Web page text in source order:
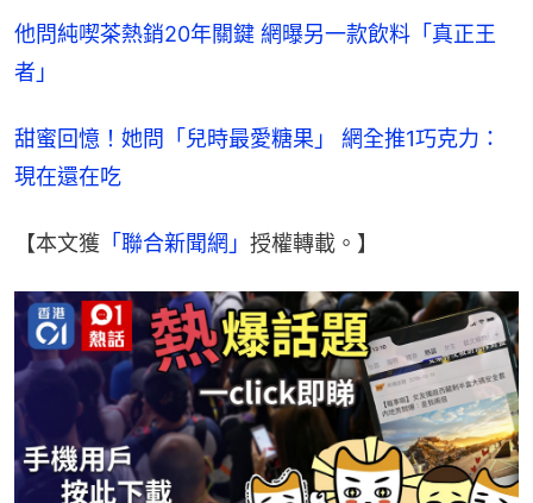
他問純喫茶熱銷20年關鍵 網曝另一款飲料「真正王
者」
甜蜜回憶！她問「兒時最愛糖果」 網全推1巧克力：
現在還在吃
【本文獲 「聯合新聞網」 授權轉載。】